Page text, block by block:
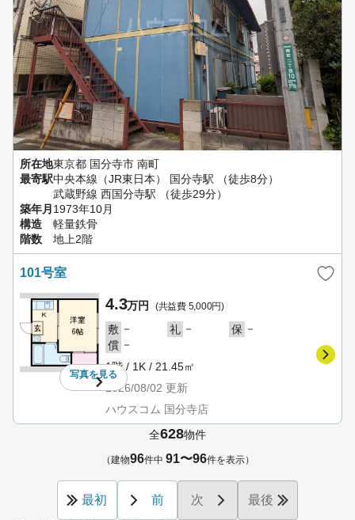
所在地東京都 国分寺市 南町
最寄駅中央本線（JR東日本） 国分寺駅 （徒歩8分）
武蔵野線 西国分寺駅 （徒歩29分）
築年月 1973年10月
構造
軽量鉄骨
階数
地上2階
101号室
写真を見る
4.3万円 (共益費 5,000円)
敷 － 礼 － 保 －
償 －
1階 / 1K / 21.45㎡
2026/08/02 更新
ハウスコム 国分寺店
全628物件
（建物96件中 91〜96件を表示）
最初 前 次 最後